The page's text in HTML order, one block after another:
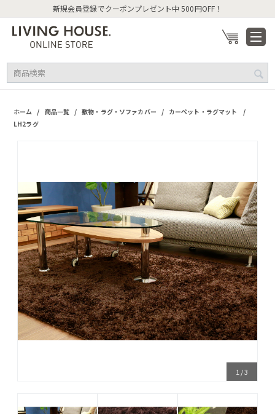
新規会員登録でクーポンプレゼント中 500円OFF！
ホーム / 商品一覧 / 敷物・ラグ・ソファカバー / カーペット・ラグマット /
LH2ラグ
1 /3